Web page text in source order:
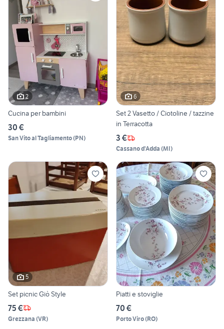
2
Cucina per bambini
30 €
San Vito al Tagliamento(PN)
6
Set 2 Vasetto / Ciotoline / tazzine
in Terracotta
3 €
Cassano d'Adda (MI)
5
Set picnic Giò Style
75 €
Grezzana (VR)
Piatti e stoviglie
70 €
Porto Viro(RO)